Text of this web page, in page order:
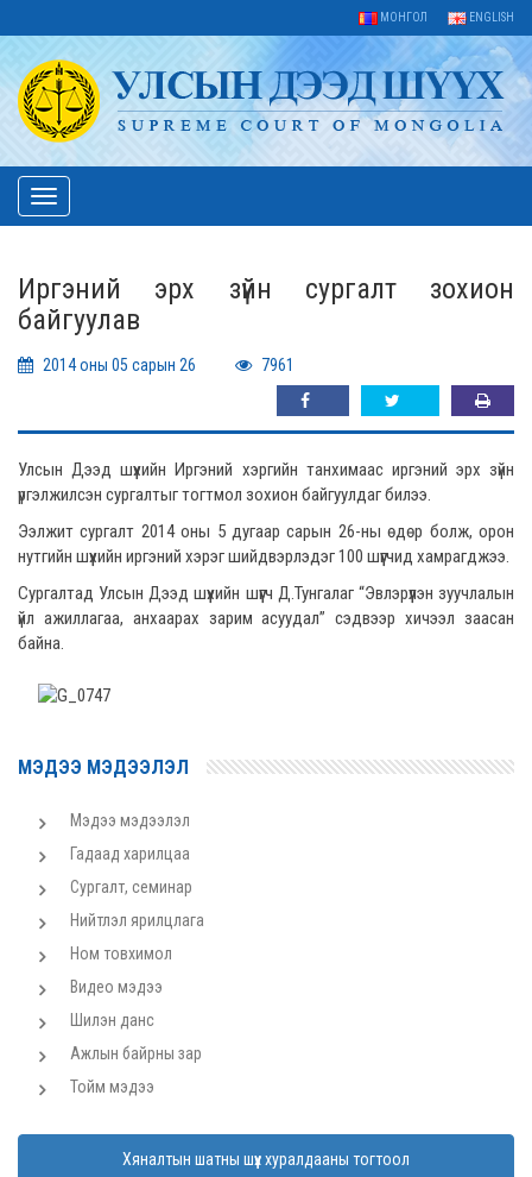
МОНГОЛ ENGLISH
Toggle
navigation
Иргэний эрх зүйн сургалт зохион
байгуулав
2014 оны 05 сарын 26 7961
Улсын Дээд шүүхийн Иргэний хэргийн танхимаас иргэний эрх зүйн
үргэлжилсэн сургалтыг тогтмол зохион байгуулдаг билээ.
Ээлжит сургалт 2014 оны 5 дугаар сарын 26-ны өдөр болж, орон
нутгийн шүүхийн иргэний хэрэг шийдвэрлэдэг 100 шүүгчид хамрагджээ.
Сургалтад Улсын Дээд шүүхийн шүүгч Д.Тунгалаг “Эвлэрүүлэн зуучлалын
үйл ажиллагаа, анхаарах зарим асуудал” сэдвээр хичээл заасан
байна.
МЭДЭЭ МЭДЭЭЛЭЛ
Мэдээ мэдээлэл
Гадаад харилцаа
Сургалт, семинар
Нийтлэл ярилцлага
Ном товхимол
Видео мэдээ
Шилэн данс
Ажлын байрны зар
Тойм мэдээ
Хяналтын шатны шүүх хуралдааны тогтоол